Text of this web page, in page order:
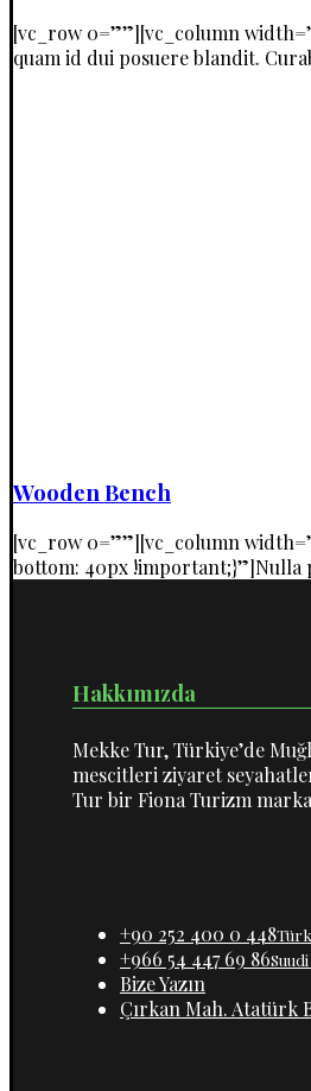
[vc_row 0=””][vc_column
quam id dui posuere blandit.
Wooden Bench
[vc_row 0=””][vc_column
bottom: 40px !important;}”]Nulla
Hakkımızda
Mekke Tur, Türkiye’de
mescitleri ziyaret
Tur bir Fiona Turizm
+90 252 400 0 448
+966 54 447 69 86
Bize Yazın
Çırkan Mah. Atatürk